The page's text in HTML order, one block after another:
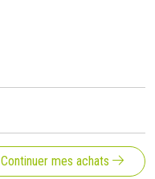
Continuer mes achats